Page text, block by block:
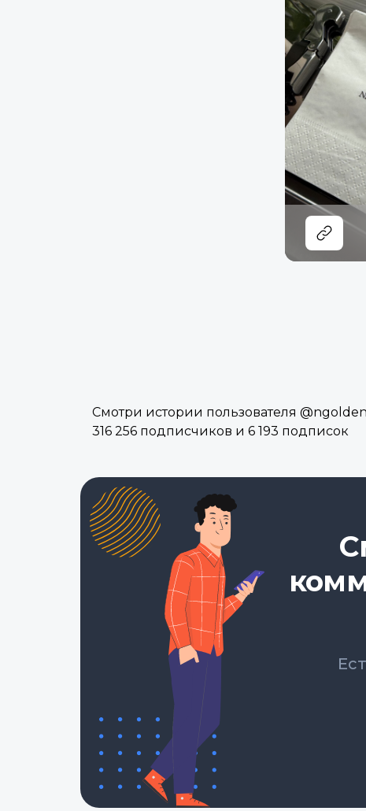
Смотри истории пользователя
316 256 подписчиков и 6 193 подписок